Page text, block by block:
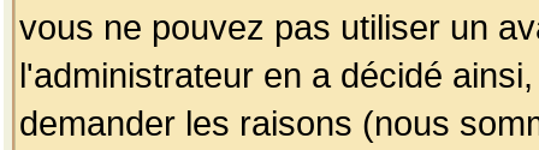
vous ne pouvez pas utiliser un
l'administrateur en a décidé
demander les raisons (nous